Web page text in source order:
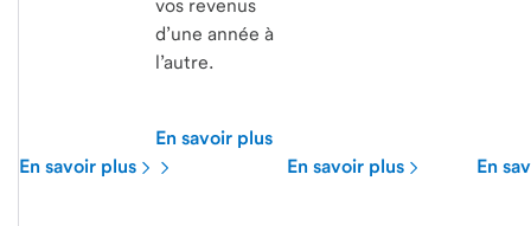
En savoir plus
vos revenus
d’une année à
l’autre.
En savoir plus
En savoir plus En